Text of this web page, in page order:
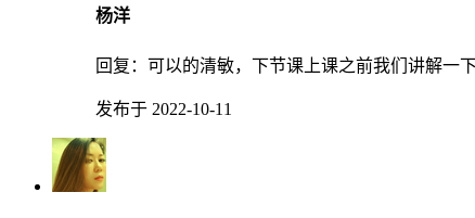
杨洋
回复： 可以的清敏，下节课上课之前我们讲解一
发布于 2022-10-11